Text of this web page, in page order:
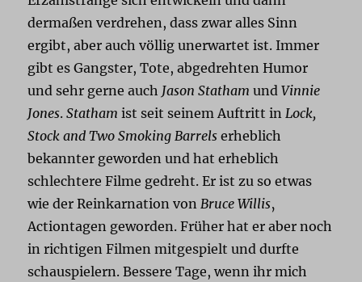
dermaßen verdrehen, dass zwar alles Sinn
ergibt, aber auch völlig unerwartet ist. Immer
gibt es Gangster, Tote, abgedrehten Humor
und sehr gerne auch Jason Statham undVinnie
Jones.Statham ist seit seinem Auftritt in Lock,
Stock and Two Smoking Barrels erheblich
bekannter geworden und hat erheblich
schlechtere Filme gedreht. Er ist zu so etwas
wie der Reinkarnation von Bruce Willis‚
Actiontagen geworden. Früher hat er aber noch
in richtigen Filmen mitgespielt und durfte
schauspielern. Bessere Tage, wenn ihr mich